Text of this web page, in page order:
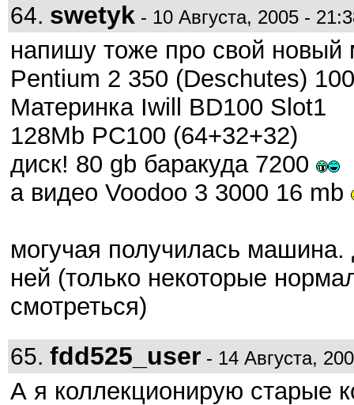
64. swetyk - 10 Августа, 2005 -
напишу тоже про свой новый
Pentium 2 350 (Deschutes)
Материнка Iwill BD100 Slot1
128Mb PC100 (64+32+32)
диск! 80 gb баракуда 7200
а видео Voodoo 3 3000 16 mb
могучая получилась
ней (только некоторые
смотреться)
65. fdd525_user - 14 Августа,
А я коллекционирую старые